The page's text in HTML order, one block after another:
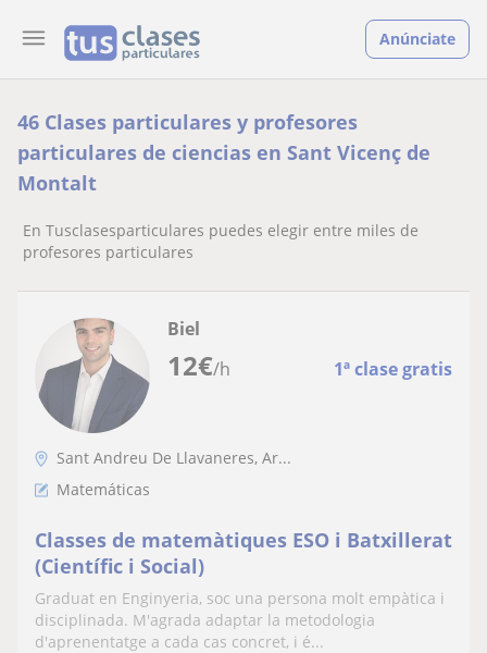
Anúnciate
46 Clases particulares y profesores
particulares de ciencias en Sant Vicenç de
Montalt
En Tusclasesparticulares puedes elegir entre miles de
profesores particulares
12€/h 1ª clase gratis
Biel
Sant Andreu De Llavaneres, Ar...
Matemáticas
Classes de matemàtiques ESO i Batxillerat
(Científic i Social)
Graduat en Enginyeria, soc una persona molt empàtica i
disciplinada. M'agrada adaptar la metodologia
d'aprenentatge a cada cas concret, i é...